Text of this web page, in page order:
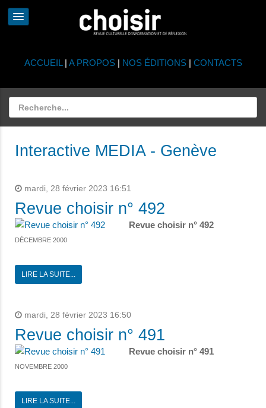
ACCUEIL | A PROPOS| NOS ÉDITIONS| CONTACTS
Interactive MEDIA - Genève
mardi, 28 février 2023 16:51
Revue choisir n° 492
Revue choisir n° 492
DÉCEMBRE 2000
LIRE LA SUITE...
mardi, 28 février 2023 16:50
Revue choisir n° 491
Revue choisir n° 491
NOVEMBRE 2000
LIRE LA SUITE...